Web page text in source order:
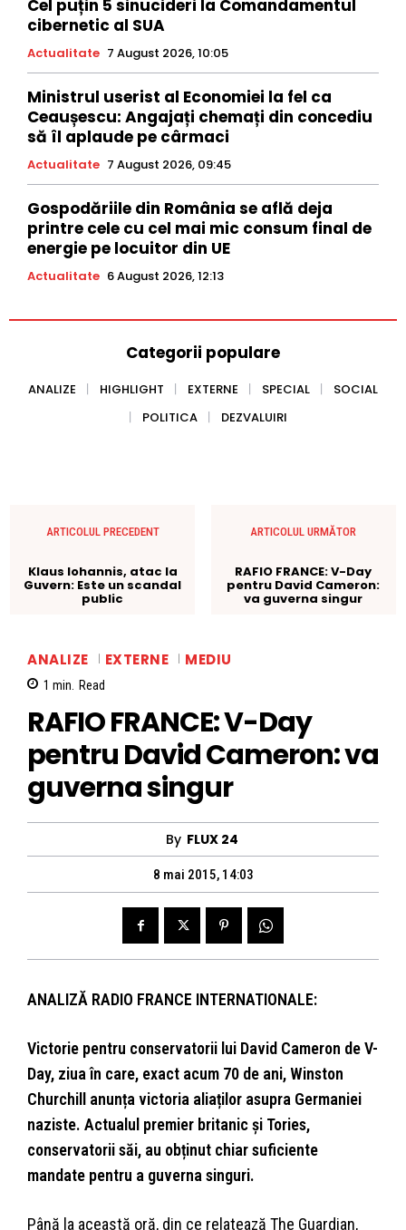
Cel puțin 5 sinucideri la Comandamentul
cibernetic al SUA
Actualitate 7 August 2026, 10:05
Ministrul userist al Economiei la fel ca
Ceaușescu: Angajați chemați din concediu
să îl aplaude pe cârmaci
Actualitate 7 August 2026, 09:45
Gospodăriile din România se află deja
printre cele cu cel mai mic consum final de
energie pe locuitor din UE
Actualitate 6 August 2026, 12:13
Categorii populare
ANALIZE HIGHLIGHT EXTERNE SPECIAL
SOCIAL
POLITICA
DEZVALUIRI
ARTICOLUL PRECEDENT
Klaus Iohannis, atac la
Guvern: Este un scandal
public
ARTICOLUL URMĂTOR
RAFIO FRANCE: V-Day
pentru David Cameron:
va guverna singur